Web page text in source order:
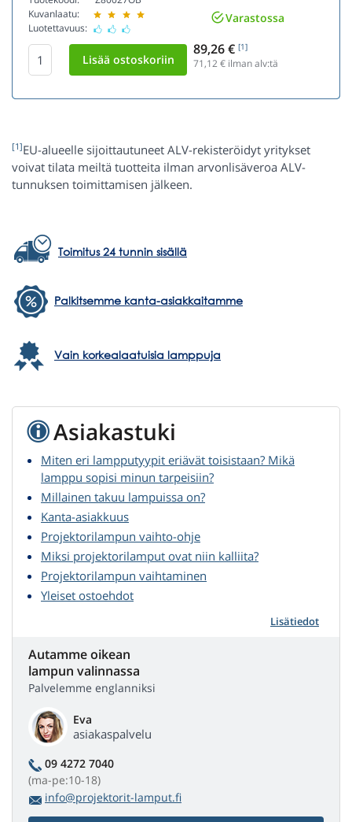
Kuvanlaatu:
Luotettavuus:
Varastossa
89,26 € [1]
71,12€ ilman alv:tä
[1]EU-alueelle sijoittautuneet ALV-rekisteröidyt yritykset
voivat tilata meiltä tuotteita ilman arvonlisäveroa ALV-
tunnuksen toimittamisen jälkeen.
Toimitus 24 tunnin sisällä
Palkitsemme kanta-asiakkaitamme
Vain korkealaatuisia lamppuja
Asiakastuki
Miten eri lampputyypit eriävät toisistaan? Mikä
lamppu sopisi minun tarpeisiin?
Millainen takuu lampuissa on?
Kanta-asiakkuus
Projektorilampun vaihto-ohje
Miksi projektorilamput ovat niin kalliita?
Projektorilampun vaihtaminen
Yleiset ostoehdot
Lisätiedot
Autamme oikean
lampun valinnassa
Palvelemme englanniksi
Eva
asiakaspalvelu
09 4272 7040
(ma-pe:10-18)
info@projektorit-lamput.fi